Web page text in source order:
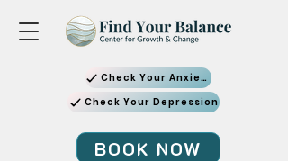
Check Your Anxiety
Check Your Depression
BOOK NOW